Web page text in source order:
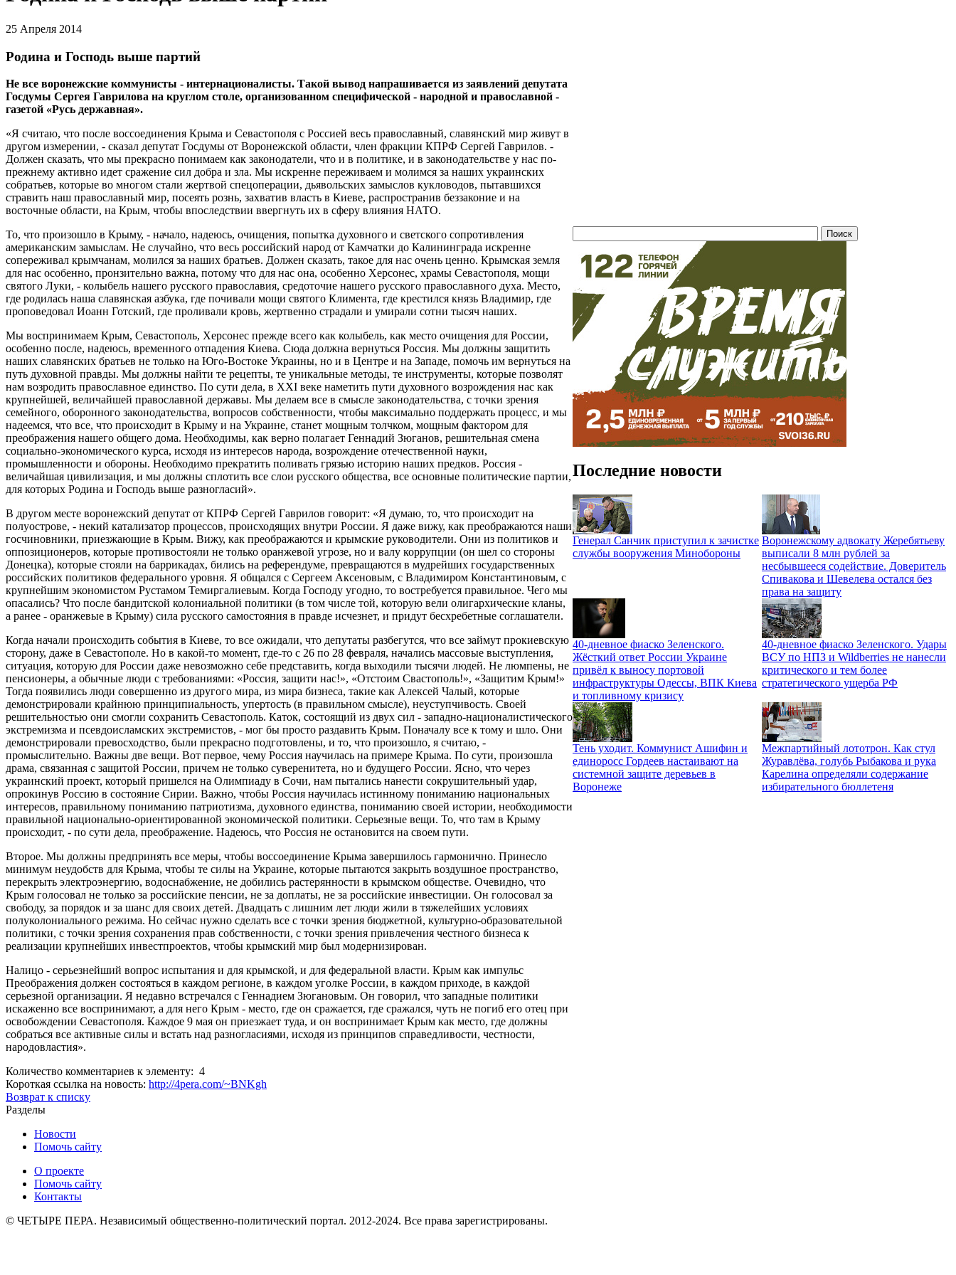
25 Апреля 2014
Родина и Господь выше партий
Не все воронежские коммунисты - интернационалисты. Такой вывод напрашивается из заявлений депутата
Госдумы Сергея Гаврилова на круглом столе, организованном специфической - народной и православной -
газетой «Русь державная».
«Я считаю, что после воссоединения Крыма и Севастополя с Россией весь православный, славянский мир живут в
другом измерении, - сказал депутат Госдумы от Воронежской области, член фракции КПРФ Сергей Гаврилов. -
Должен сказать, что мы прекрасно понимаем как законодатели, что и в политике, и в законодательстве у нас по-
прежнему активно идет сражение сил добра и зла. Мы искренне переживаем и молимся за наших украинских
собратьев, которые во многом стали жертвой спецоперации, дьявольских замыслов кукловодов, пытавшихся
стравить наш православный мир, посеять рознь, захватив власть в Киеве, распространив беззаконие и на
восточные области, на Крым, чтобы впоследствии ввергнуть их в сферу влияния НАТО.
То, что произошло в Крыму, - начало, надеюсь, очищения, попытка духовного и светского сопротивления
американским замыслам. Не случайно, что весь российский народ от Камчатки до Калининграда искренне
сопереживал крымчанам, молился за наших братьев. Должен сказать, такое для нас очень ценно. Крымская земля
для нас особенно, пронзительно важна, потому что для нас она, особенно Херсонес, храмы Севастополя, мощи
святого Луки, - колыбель нашего русского православия, средоточие нашего русского православного духа. Место,
где родилась наша славянская азбука, где почивали мощи святого Климента, где крестился князь Владимир, где
проповедовал Иоанн Готский, где проливали кровь, жертвенно страдали и умирали сотни тысяч наших.
Мы воспринимаем Крым, Севастополь, Херсонес прежде всего как колыбель, как место очищения для России,
особенно после, надеюсь, временного отпадения Киева. Сюда должна вернуться Россия. Мы должны защитить
наших славянских братьев не только на Юго-Востоке Украины, но и в Центре и на Западе, помочь им вернуться на
путь духовной правды. Мы должны найти те рецепты, те уникальные методы, те инструменты, которые позволят
нам возродить православное единство. По сути дела, в XXI веке наметить пути духовного возрождения нас как
крупнейшей, величайшей православной державы. Мы делаем все в смысле законодательства, с точки зрения
семейного, оборонного законодательства, вопросов собственности, чтобы максимально поддержать процесс, и мы
надеемся, что все, что происходит в Крыму и на Украине, станет мощным толчком, мощным фактором для
преображения нашего общего дома. Необходимы, как верно полагает Геннадий Зюганов, решительная смена
социально-экономического курса, исходя из интересов народа, возрождение отечественной науки,
промышленности и обороны. Необходимо прекратить поливать грязью историю наших предков. Россия -
величайшая цивилизация, и мы должны сплотить все слои русского общества, все основные политические партии,
для которых Родина и Господь выше разногласий».
В другом месте воронежский депутат от КПРФ Сергей Гаврилов говорит: «Я думаю, то, что происходит на
полуострове, - некий катализатор процессов, происходящих внутри России. Я даже вижу, как преображаются наши
госчиновники, приезжающие в Крым. Вижу, как преображаются и крымские руководители. Они из политиков и
оппозиционеров, которые противостояли не только оранжевой угрозе, но и валу коррупции (он шел со стороны
Донецка), которые стояли на баррикадах, бились на референдуме, превращаются в мудрейших государственных
российских политиков федерального уровня. Я общался с Сергеем Аксеновым, с Владимиром Константиновым, с
крупнейшим экономистом Рустамом Темиргалиевым. Когда Господу угодно, то востребуется правильное. Чего мы
опасались? Что после бандитской колониальной политики (в том числе той, которую вели олигархические кланы,
а ранее - оранжевые в Крыму) сила русского самостояния в правде исчезнет, и придут бесхребетные соглашатели.
Когда начали происходить события в Киеве, то все ожидали, что депутаты разбегутся, что все займут прокиевскую
сторону, даже в Севастополе. Но в какой-то момент, где-то с 26 по 28 февраля, начались массовые выступления,
ситуация, которую для России даже невозможно себе представить, когда выходили тысячи людей. Не люмпены, не
пенсионеры, а обычные люди с требованиями: «Россия, защити нас!», «Отстоим Свастополь!», «Защитим Крым!»
Тогда появились люди совершенно из другого мира, из мира бизнеса, такие как Алексей Чалый, которые
демонстрировали крайнюю принципиальность, упертость (в правильном смысле), неуступчивость. Своей
решительностью они смогли сохранить Севастополь. Каток, состоящий из двух сил - западно-националистического
экстремизма и псевдоисламских экстремистов, - мог бы просто раздавить Крым. Поначалу все к тому и шло. Они
демонстрировали превосходство, были прекрасно подготовлены, и то, что произошло, я считаю, -
промыслительно. Важны две вещи. Вот первое, чему Россия научилась на примере Крыма. По сути, произошла
драма, связанная с защитой России, причем не только суверенитета, но и будущего России. Ясно, что через
украинский проект, который пришелся на Олимпиаду в Сочи, нам пытались нанести сокрушительный удар,
опрокинув Россию в состояние Сирии. Важно, чтобы Россия научилась истинному пониманию национальных
интересов, правильному пониманию патриотизма, духовного единства, пониманию своей истории, необходимости
правильной национально-ориентированной экономической политики. Серьезные вещи. То, что там в Крыму
происходит, - по сути дела, преображение. Надеюсь, что Россия не остановится на своем пути.
Второе. Мы должны предпринять все меры, чтобы воссоединение Крыма завершилось гармонично. Принесло
минимум неудобств для Крыма, чтобы те силы на Украине, которые пытаются закрыть воздушное пространство,
перекрыть электроэнергию, водоснабжение, не добились растерянности в крымском обществе. Очевидно, что
Крым голосовал не только за российские пенсии, не за доплаты, не за российские инвестиции. Он голосовал за
свободу, за порядок и за шанс для своих детей. Двадцать с лишним лет люди жили в тяжелейших условиях
полуколониального режима. Но сейчас нужно сделать все с точки зрения бюджетной, культурно-образовательной
политики, с точки зрения сохранения прав собственности, с точки зрения привлечения честного бизнеса к
реализации крупнейших инвестпроектов, чтобы крымский мир был модернизирован.
Налицо - серьезнейший вопрос испытания и для крымской, и для федеральной власти. Крым как импульс
Преображения должен состояться в каждом регионе, в каждом уголке России, в каждом приходе, в каждой
серьезной организации. Я недавно встречался с Геннадием Зюгановым. Он говорил, что западные политики
искаженно все воспринимают, а для него Крым - место, где он сражается, где сражался, чуть не погиб его отец при
освобождении Севастополя. Каждое 9 мая он приезжает туда, и он воспринимает Крым как место, где должны
собраться все активные силы и встать над разногласиями, исходя из принципов справедливости, честности,
народовластия».
Количество комментариев к элементу: 4
Короткая ссылка на новость: http://4pera.com/~BNKgh
Возврат к списку
Последние новости
Генерал Санчик приступил к зачистке
службы вооружения Минобороны
Воронежскому адвокату Жеребятьеву
выписали 8 млн рублей за
несбывшееся содействие. Доверитель
Спивакова и Шевелева остался без
права на защиту
40-дневное фиаско Зеленского.
Жёсткий ответ России Украине
привёл к выносу портовой
инфраструктуры Одессы, ВПК Киева
и топливному кризису
40-дневное фиаско Зеленского. Удары
ВСУ по НПЗ и Wildberries не нанесли
критического и тем более
стратегического ущерба РФ
Тень уходит. Коммунист Ашифин и
единоросс Гордеев настаивают на
системной защите деревьев в
Воронеже
Межпартийный лототрон. Как стул
Журавлёва, голубь Рыбакова и рука
Карелина определяли содержание
избирательного бюллетеня
Разделы
Новости
Помочь сайту
О проекте
Помочь сайту
Контакты
© ЧЕТЫРЕ ПЕРА. Независимый общественно-политический портал. 2012-2024. Все права зарегистрированы.